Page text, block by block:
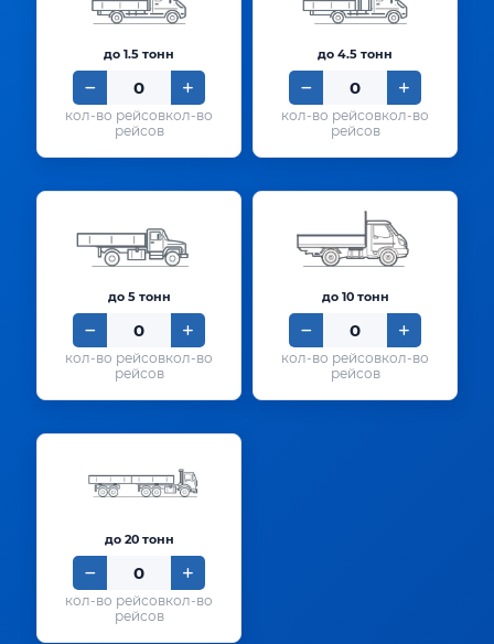
до 1.5 тонн
кол-во
рейсов
до 4.5 тонн
кол-во
рейсов
до 5 тонн
кол-во
рейсов
до 10 тонн
кол-во
рейсов
до 20 тонн
кол-во
рейсов